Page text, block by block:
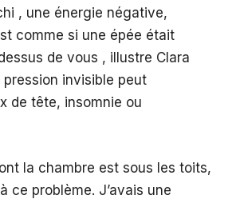
, une énergie négative,
comme si une épée était
de vous , illustre Clara
pression invisible peut
de tête, insomnie ou
la chambre est sous les toits,
ce problème. J’avais une